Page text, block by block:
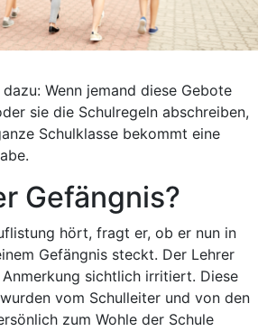
Wenn jemand diese Gebote
sie die Schulregeln abschreiben,
Schulklasse bekommt eine
Gefängnis?
hört, fragt er, ob er nun in
Gefängnis steckt. Der Lehrer
sichtlich irritiert. Diese
vom Schulleiter und von den
zum Wohle der Schule